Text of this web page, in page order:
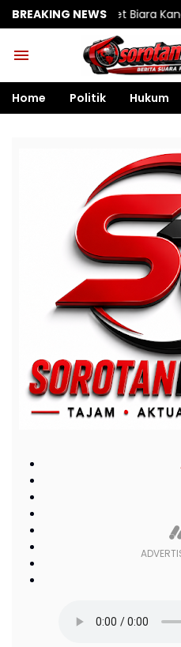
BREAKING NEWS
Biara Kana Salatiga Disorot,
Home Politik Hukum